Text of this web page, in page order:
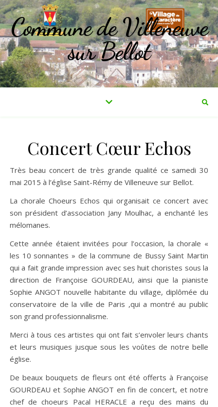
Commune de Villeneuve
sur Bellot
Concert Cœur Echos
Très beau concert de très grande qualité ce samedi 30
mai 2015 à l’église Saint-Rémy de Villeneuve sur Bellot.
La chorale Choeurs Echos qui organisait ce concert avec
son président d’association Jany Moulhac, a enchanté les
mélomanes.
Cette année étaient invitées pour l’occasion, la chorale «
les 10 sonnantes » de la commune de Bussy Saint Martin
qui a fait grande impression avec ses huit choristes sous la
direction de Françoise GOURDEAU, ainsi que la pianiste
Sophie ANGOT nouvelle habitante du village, diplômée du
conservatoire de la ville de Paris ,qui a montré au public
son grand professionnalisme.
Merci à tous ces artistes qui ont fait s’envoler leurs chants
et leurs musiques jusque sous les voûtes de notre belle
église.
De beaux bouquets de fleurs ont été offerts à Françoise
GOURDEAU et Sophie ANGOT en fin de concert, et notre
chef de choeurs Pacal HERACLE a reçu des mains du